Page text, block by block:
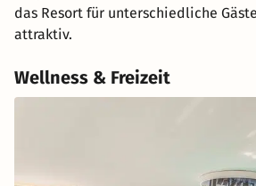
das Resort für unterschiedliche
attraktiv.
Wellness & Freizeit